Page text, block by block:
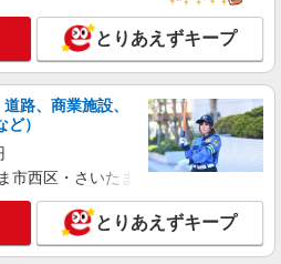
円〜2062円 ＜日払い有/週払い有/交
(ガソリン代含む)＞
周辺
詳細を見る
≫日勤のみ＆残業ナシ！お迎えに間
サービス
円〜2062円 ＜日払い有/週払い有/交
とりあえずキープ
路、商業施設、
）
市西区・さいたま市岩槻区・久喜市・
とりあえずキープ